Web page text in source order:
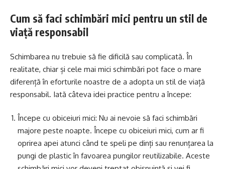
Cum să faci schimbări mici pentru un stil de
viață responsabil
Schimbarea nu trebuie să fie dificilă sau complicată. În
realitate, chiar și cele mai mici schimbări pot face o mare
diferență în eforturile noastre de a adopta un stil de viață
responsabil. Iată câteva idei practice pentru a începe:
Începe cu obiceiuri mici: Nu ai nevoie să faci schimbări
majore peste noapte. Începe cu obiceiuri mici, cum ar fi
oprirea apei atunci când te speli pe dinți sau renunțarea la
pungi de plastic în favoarea pungilor reutilizabile. Aceste